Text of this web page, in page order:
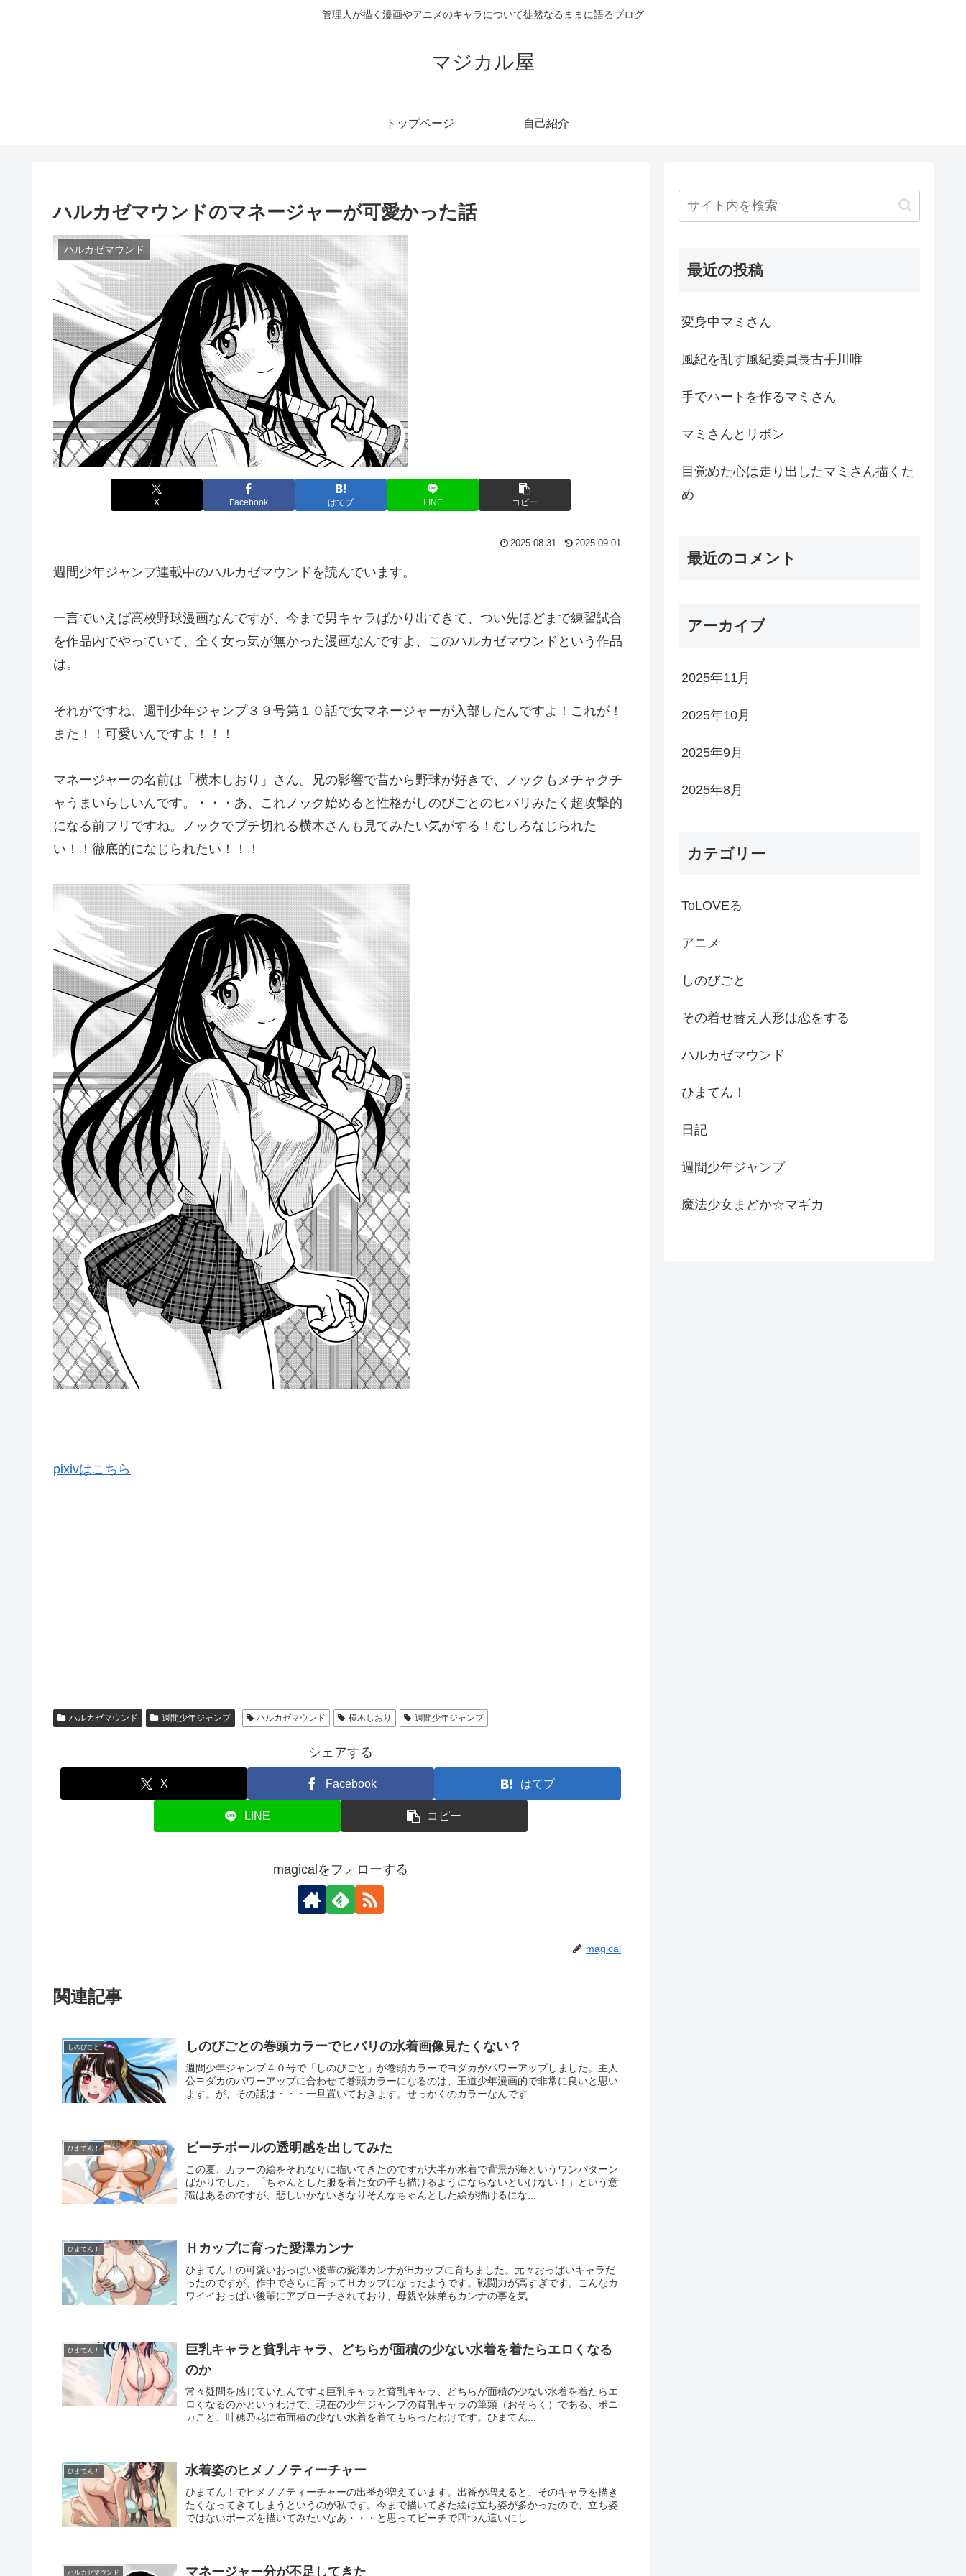
管理人が描く漫画やアニメのキャラについて徒然なるままに語るブログ
マジカル屋
トップページ 自己紹介
ハルカゼマウンドのマネージャーが可愛かった話
ハルカゼマウンド
X Facebook はてブ LINE コピー
2025.08.31 2025.09.01
週間少年ジャンプ連載中のハルカゼマウンドを読んでいます。
一言でいえば高校野球漫画なんですが、今まで男キャラばかり出てきて、つい先ほどまで練習試合
を作品内でやっていて、全く女っ気が無かった漫画なんですよ、このハルカゼマウンドという作品
は。
それがですね、週刊少年ジャンプ３９号第１０話で女マネージャーが入部したんですよ！これが！
また！！可愛いんですよ！！！
マネージャーの名前は「横木しおり」さん。兄の影響で昔から野球が好きで、ノックもメチャクチ
ャうまいらしいんです。・・・あ、これノック始めると性格がしのびごとのヒバリみたく超攻撃的
になる前フリですね。ノックでブチ切れる横木さんも見てみたい気がする！むしろなじられた
い！！徹底的になじられたい！！！
pixivはこちら
ハルカゼマウンド 週間少年ジャンプ ハルカゼマウンド 横木しおり 週間少年ジャンプ
シェアする
X Facebook はてブ
LINE コピー
magicalをフォローする
magical
関連記事
しのびごと しのびごとの巻頭カラーでヒバリの水着画像見たくない？
週間少年ジャンプ４０号で「しのびごと」が巻頭カラーでヨダカがパワーアップしました。主人
公ヨダカのパワーアップに合わせて巻頭カラーになるのは、王道少年漫画的で非常に良いと思い
ます。が、その話は・・・一旦置いておきます。せっかくのカラーなんです...
ひまてん！ ビーチボールの透明感を出してみた
この夏、カラーの絵をそれなりに描いてきたのですが大半が水着で背景が海というワンパターン
ばかりでした。「ちゃんとした服を着た女の子も描けるようにならないといけない！」という意
識はあるのですが、悲しいかないきなりそんなちゃんとした絵が描けるにな...
ひまてん！ Ｈカップに育った愛澤カンナ
ひまてん！の可愛いおっぱい後輩の愛澤カンナがHカップに育ちました。元々おっぱいキャラだ
ったのですが、作中でさらに育ってＨカップになったようです。戦闘力が高すぎです。こんなカ
ワイイおっぱい後輩にアプローチされており、母親や妹弟もカンナの事を気...
ひまてん！
巨乳キャラと貧乳キャラ、どちらが面積の少ない水着を着たらエロくなる
のか
常々疑問を感じていたんですよ巨乳キャラと貧乳キャラ、どちらが面積の少ない水着を着たらエ
ロくなるのかというわけで、現在の少年ジャンプの貧乳キャラの筆頭（おそらく）である、ポニ
カこと、叶穂乃花に布面積の少ない水着を着てもらったわけです。ひまてん...
ひまてん！ 水着姿のヒメノノティーチャー
ひまてん！でヒメノノティーチャーの出番が増えています。出番が増えると、そのキャラを描き
たくなってきてしまうというのが私です。今まで描いてきた絵は立ち姿が多かったので、立ち姿
ではないポーズを描いてみたいなあ・・・と思ってビーチで四つん這いにし...
ハルカゼマウンド マネージャー分が不足してきた
最近の投稿
変身中マミさん
風紀を乱す風紀委員長古手川唯
手でハートを作るマミさん
マミさんとリボン
目覚めた心は走り出したマミさん描くた
め
最近のコメント
アーカイブ
2025年11月
2025年10月
2025年9月
2025年8月
カテゴリー
ToLOVEる
アニメ
しのびごと
その着せ替え人形は恋をする
ハルカゼマウンド
ひまてん！
日記
週間少年ジャンプ
魔法少女まどか☆マギカ